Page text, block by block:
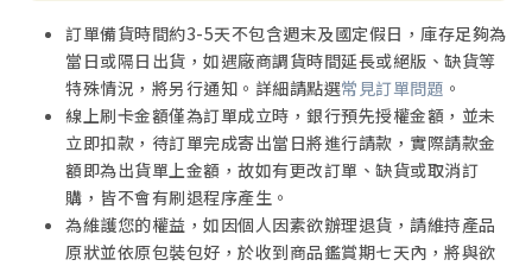
訂單備貨時間約3-5天不包含週末及國定假日，庫存足夠為
當日或隔日出貨，如遇廠商調貨時間延長或絕版、缺貨等
特殊情況，將另行通知。詳細請點選常見訂單問題 。
線上刷卡金額僅為訂單成立時，銀行預先授權金額，並未
立即扣款，待訂單完成寄出當日將進行請款，實際請款金
額即為出貨單上金額，故如有更改訂單、缺貨或取消訂
購，皆不會有刷退程序產生。
為維護您的權益，如因個人因素欲辦理退貨，請維持產品
原狀並依原包裝包好，於收到商品鑑賞期七天內，將與欲